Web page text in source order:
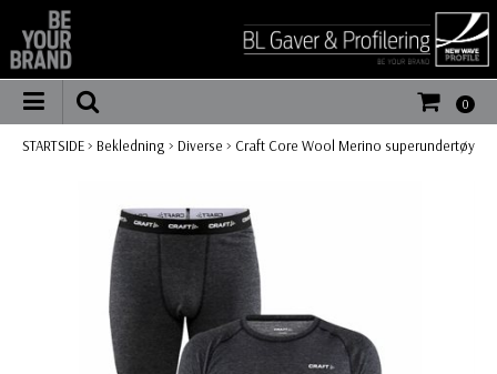
0
STARTSIDE> Bekledning > Diverse > Craft Core Wool Merino superundertøy